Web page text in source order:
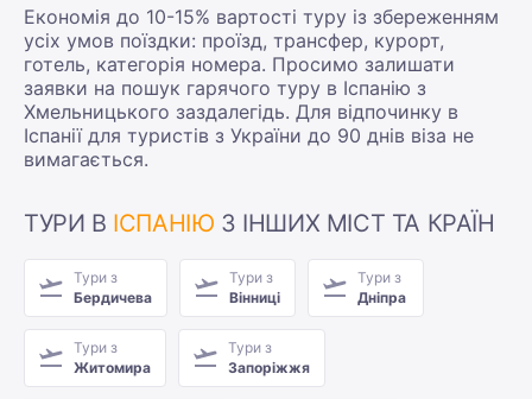
Економія до 10-15% вартості туру із збереженням
усіх умов поїздки: проїзд, трансфер, курорт,
готель, категорія номера. Просимо залишати
заявки на пошук гарячого туру в Іспанію з
Хмельницького заздалегідь. Для відпочинку в
Іспанії для туристів з України до 90 днів віза не
вимагається.
ТУРИ В ІСПАНІЮ З ІНШИХ МІСТ ТА КРАЇН
Тури з
Бердичева
Тури з
Вінниці
Тури з
Дніпра
Тури з
Житомира
Тури з
Запоріжжя